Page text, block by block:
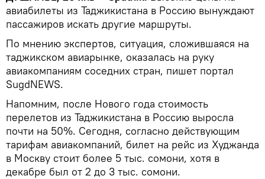
авиабилеты из Таджикистана в Россию вынуждают
пассажиров искать другие маршруты.
По мнению экспертов, ситуация, сложившаяся на
таджикском авиарынке, оказалась на руку
авиакомпаниям соседних стран, пишет портал
SugdNEWS.
Напомним, после Нового года стоимость
перелетов из Таджикистана в Россию выросла
почти на 50%. Сегодня, согласно действующим
тарифам авиакомпаний, билет на рейс из Худжанда
в Москву стоит более 5 тыс. сомони, хотя в
декабре был от 2 до 3 тыс. сомони.